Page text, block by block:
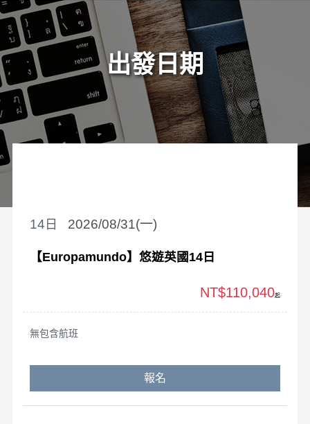
出發日期
2026/08/31(一)
14
【Europamundo】悠遊英國14日
無包含航班
NT$110,040起
報名